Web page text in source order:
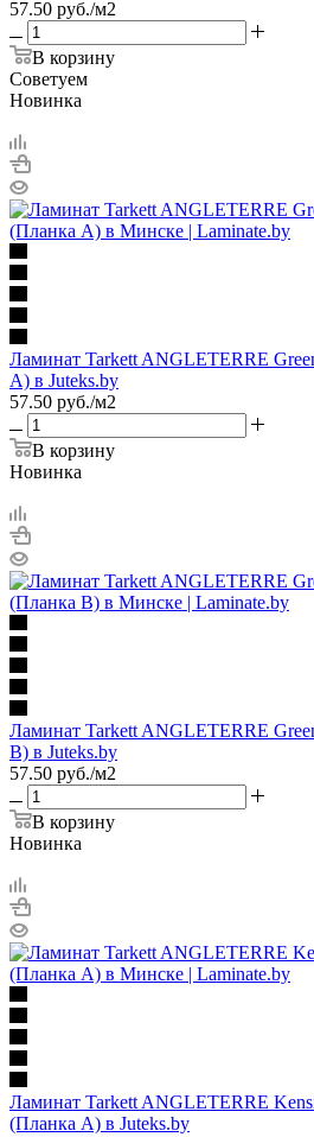
57.50 руб./м2
В корзину
Советуем
Новинка
Ламинат Tarkett ANGLETERRE
A) в Juteks.by
57.50 руб./м2
В корзину
Новинка
Ламинат Tarkett ANGLETERRE
B) в Juteks.by
57.50 руб./м2
В корзину
Новинка
Ламинат Tarkett ANGLETERRE
(Планка А) в Juteks.by